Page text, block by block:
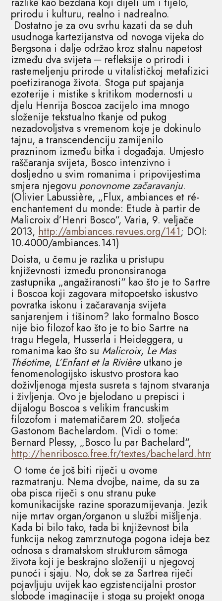
prirodu i kulturu, realno i nadrealno.
Dostatno je za ovu svrhu kazati da se duh
usudnoga kartezijanstva od novoga vijeka do
Bergsona i dalje održao kroz stalnu napetost
između dva svijeta ─ refleksije o prirodi i
rastemeljenju prirode u vitalističkoj metafizici
poetiziranoga života. Stoga put spajanja
ezoterije i mistike s kritikom modernosti u
djelu Henrija Boscoa zacijelo ima mnogo
složenije tekstualno tkanje od pukog
nezadovoljstva s vremenom koje je dokinulo
tajnu, a transcendenciju zamijenilo
prazninom između bitka i događaja. Umjesto
raščaranja svijeta, Bosco intenzivno i
dosljedno u svim romanima i pripovijestima
smjera njegovu ponovnome začaravanju.
(Olivier Labussière, „Flux, ambiances et ré-
enchantement du monde: Etude à partir de
Malicroix d’Henri Bosco“, Varia, 9. veljače
2013, http://ambiances.revues.org/141; DOI:
10.4000/ambiances.141)
Doista, u čemu je razlika u pristupu
književnosti između prononsiranoga
zastupnika „angažiranosti“ kao što je to Sartre
i Boscoa koji zagovara mitopoetsko iskustvo
povratka iskonu i začaravanja svijeta
sanjarenjem i tišinom? Iako formalno Bosco
nije bio filozof kao što je to bio Sartre na
tragu Hegela, Husserla i Heideggera, u
romanima kao što su Malicroix, Le Mas
Théotime, L’Enfant et la Rivièreutkano je
fenomenologijsko iskustvo prostora kao
doživljenoga mjesta susreta s tajnom stvaranja
i življenja. Ovo je bjelodano u prepisci i
dijalogu Boscoa s velikim francuskim
filozofom i matematičarem 20. stoljeća
Gastonom Bachelardom. (Vidi o tome:
Bernard Plessy, „Bosco lu par Bachelard“,
http://henribosco.free.fr/textes/bachelard.html
O tome će još biti riječi u ovome
razmatranju. Nema dvojbe, naime, da su za
oba pisca riječi s onu stranu puke
komunikacijske razine sporazumijevanja. Jezik
nije mrtav organ/organon u službi mišljenja.
Kada bi bilo tako, tada bi književnost bila
funkcija nekog zamrznutoga pogona ideja bez
odnosa s dramatskom strukturom sâmoga
života koji je beskrajno složeniji u njegovoj
punoći i sjaju. No, dok se za Sartrea riječi
pojavljuju uvijek kao egzistencijalni prostor
slobode imaginacije i stoga su projekt onoga